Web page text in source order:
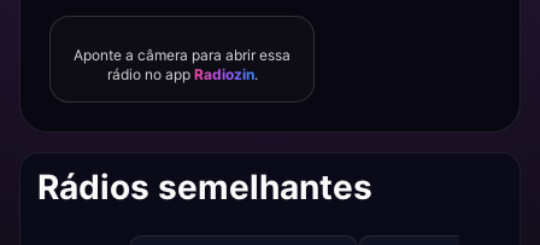
Aponte a câmera para abrir essa
rádio no app Radiozin.
Rádios semelhantes